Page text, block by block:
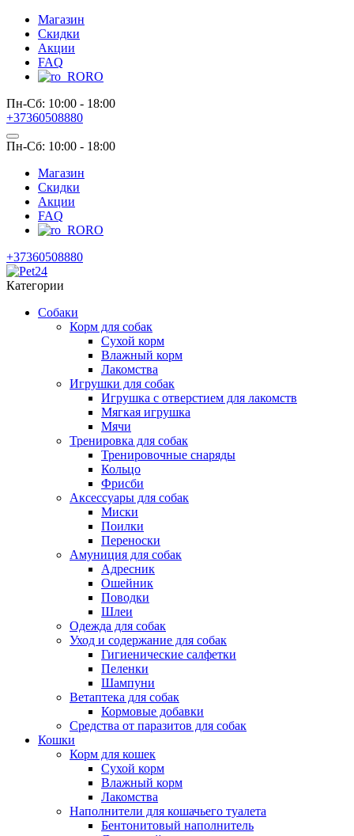
Магазин
Скидки
Акции
FAQ
RO
Пн-Сб: 10:00 - 18:00
+37360508880
Пн-Сб: 10:00 - 18:00
Магазин
Скидки
Акции
FAQ
RO
+37360508880
Категории
Собаки
Корм для собак
Сухой корм
Влажный корм
Лакомства
Игрушки для собак
Игрушка с отверстием для лакомств
Мягкая игрушка
Мячи
Тренировка для собак
Тренировочные снаряды
Кольцо
Фрисби
Аксессуары для собак
Миски
Поилки
Переноски
Амуниция для собак
Адресник
Ошейник
Поводки
Шлеи
Одежда для собак
Уход и содержание для собак
Гигиенические салфетки
Пеленки
Шампуни
Ветаптека для собак
Кормовые добавки
Средства от паразитов для собак
Кошки
Корм для кошек
Сухой корм
Влажный корм
Лакомства
Наполнители для кошачьего туалета
Бентонитовый наполнитель